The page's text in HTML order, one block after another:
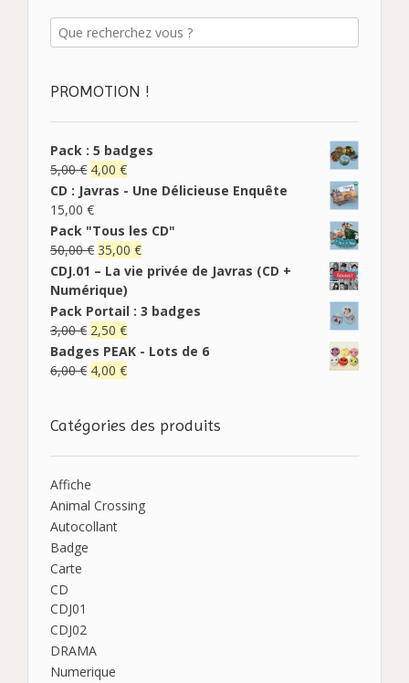
PROMOTION !
Pack : 5 badges
5,00€ 4,00 €
CD : Javras - Une Délicieuse Enquête
15,00 €
Pack "Tous les CD"
50,00€ 35,00 €
CDJ.01 – La vie privée de Javras (CD +
Numérique)
Pack Portail : 3 badges
3,00€ 2,50 €
Badges PEAK - Lots de 6
6,00€ 4,00 €
Catégories des produits
Affiche
Animal Crossing
Autocollant
Badge
Carte
CD
CDJ01
CDJ02
DRAMA
Numerique